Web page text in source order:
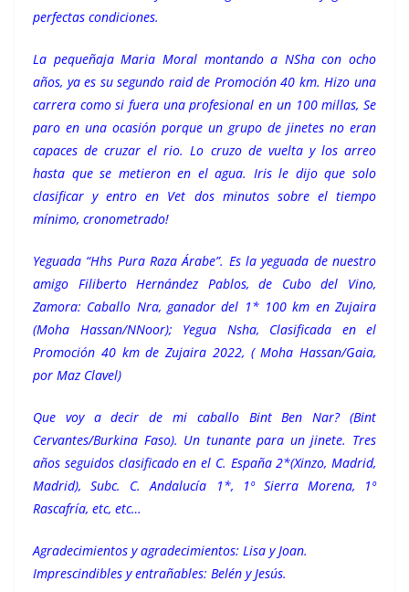
perfectas condiciones.
La pequeñaja Maria Moral montando a NSha con ocho
años, ya es su segundo raid de Promoción 40 km. Hizo una
carrera como si fuera una profesional en un 100 millas, Se
paro en una ocasión porque un grupo de jinetes no eran
capaces de cruzar el rio. Lo cruzo de vuelta y los arreo
hasta que se metieron en el agua. Iris le dijo que solo
clasificar y entro en Vet dos minutos sobre el tiempo
mínimo, cronometrado!
Yeguada “Hhs Pura Raza Árabe”. Es la yeguada de nuestro
amigo Filiberto Hernández Pablos, de Cubo del Vino,
Zamora: Caballo Nra, ganador del 1* 100 km en Zujaira
(Moha Hassan/NNoor); Yegua Nsha, Clasificada en el
Promoción 40 km de Zujaira 2022, ( Moha Hassan/Gaia,
por Maz Clavel)
Que voy a decir de mi caballo Bint Ben Nar? (Bint
Cervantes/Burkina Faso). Un tunante para un jinete. Tres
años seguidos clasificado en el C. España 2*(Xinzo, Madrid,
Madrid), Subc. C. Andalucía 1*, 1º Sierra Morena, 1º
Rascafría, etc, etc…
Agradecimientos y agradecimientos: Lisa y Joan.
Imprescindibles y entrañables: Belén y Jesús.